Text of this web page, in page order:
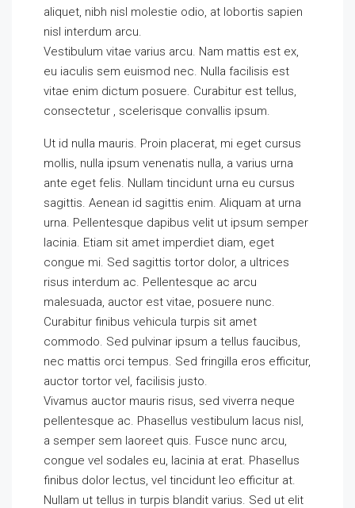
aliquet, nibh nisl molestie odio, at lobortis sapien
nisl interdum arcu.
Vestibulum vitae varius arcu. Nam mattis est ex,
eu iaculis sem euismod nec. Nulla facilisis est
vitae enim dictum posuere. Curabitur est tellus,
consectetur , scelerisque convallis ipsum.
Ut id nulla mauris. Proin placerat, mi eget cursus
mollis, nulla ipsum venenatis nulla, a varius urna
ante eget felis. Nullam tincidunt urna eu cursus
sagittis. Aenean id sagittis enim. Aliquam at urna
urna. Pellentesque dapibus velit ut ipsum semper
lacinia. Etiam sit amet imperdiet diam, eget
congue mi. Sed sagittis tortor dolor, a ultrices
risus interdum ac. Pellentesque ac arcu
malesuada, auctor est vitae, posuere nunc.
Curabitur finibus vehicula turpis sit amet
commodo. Sed pulvinar ipsum a tellus faucibus,
nec mattis orci tempus. Sed fringilla eros efficitur,
auctor tortor vel, facilisis justo.
Vivamus auctor mauris risus, sed viverra neque
pellentesque ac. Phasellus vestibulum lacus nisl,
a semper sem laoreet quis. Fusce nunc arcu,
congue vel sodales eu, lacinia at erat. Phasellus
finibus dolor lectus, vel tincidunt leo efficitur at.
Nullam ut tellus in turpis blandit varius. Sed ut elit